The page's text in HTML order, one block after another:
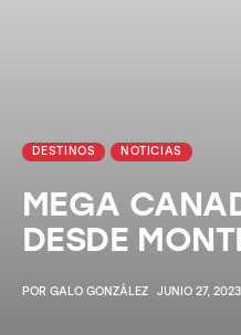
DESTINOS NOTICIAS
MEGA
DESDE
POR GALO GONZÁLEZ JUNIO 27, 2023